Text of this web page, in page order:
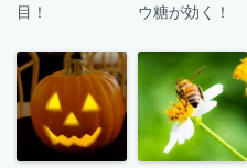
目！
ウ糖が効く！